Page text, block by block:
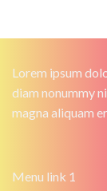
Lorem ipsum
diam nonummy
magna aliquam
Menu link 1